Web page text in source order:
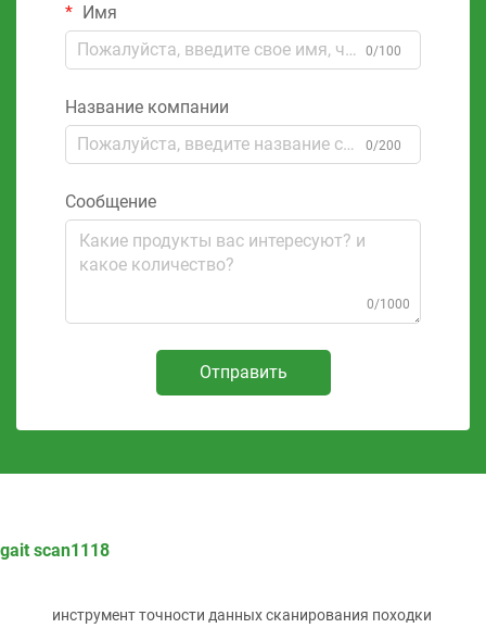
Имя
0/100
Название компании
0/200
Сообщение
0/1000
Отправить
gait scan1118
инструмент точности данных сканирования походки